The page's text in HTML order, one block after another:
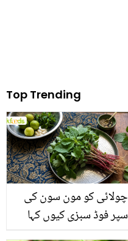
Top Trending
چولائی کو مون سون کی
سپر فوڈ سبزی کیوں کہا